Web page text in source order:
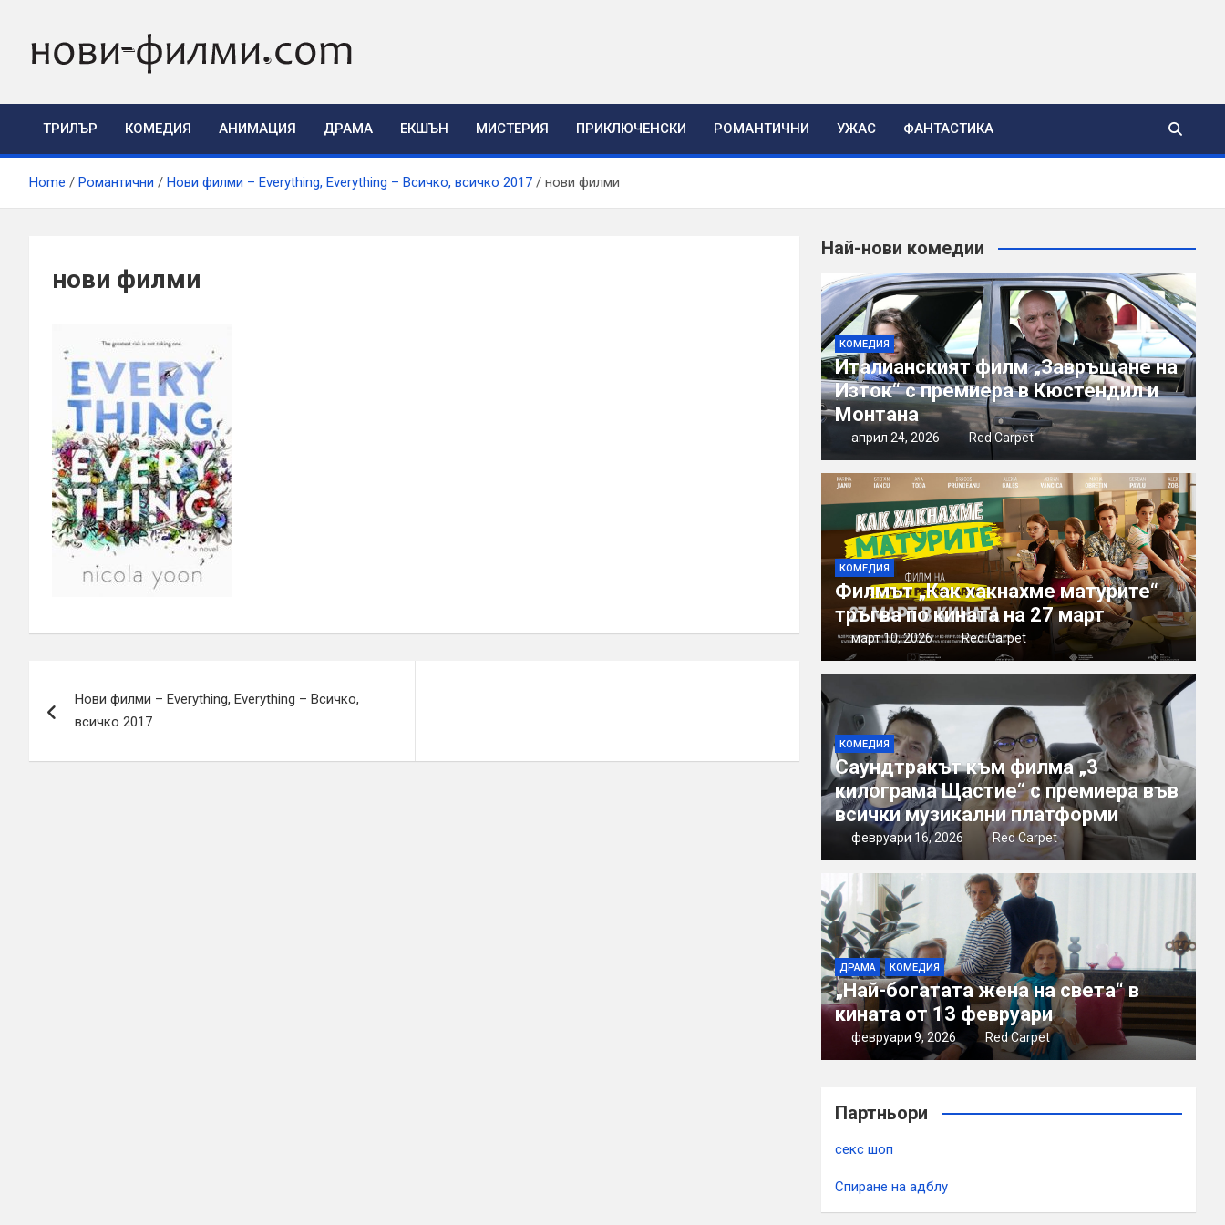
content
ТРИЛЪР КОМЕДИЯ АНИМАЦИЯ ДРАМА ЕКШЪН МИСТЕРИЯ ПРИКЛЮЧЕНСКИ РОМАНТИЧНИ УЖАС ФАНТАСТИКА
Home Романтични Нови филми – Everything, Everything – Всичко, всичко 2017 нови филми
нови филми
Нови филми – Everything, Everything – Всичко,
всичко 2017
Най-нови комедии
КОМЕДИЯ
Италианският филм „Завръщане на
Изток“ с премиера в Кюстендил и
Монтана
април 24, 2026 Red Carpet
КОМЕДИЯ
Филмът „Как хакнахме матурите“
тръгва по кината на 27 март
март 10, 2026 Red Carpet
КОМЕДИЯ
Саундтракът към филма „3
килограма Щастие“ с премиера във
всички музикални платформи
февруари 16, 2026 Red Carpet
ДРАМА КОМЕДИЯ
„Най-богатата жена на света“ в
кината от 13 февруари
февруари 9, 2026 Red Carpet
Партньори
секс шоп
Спиране на адблу